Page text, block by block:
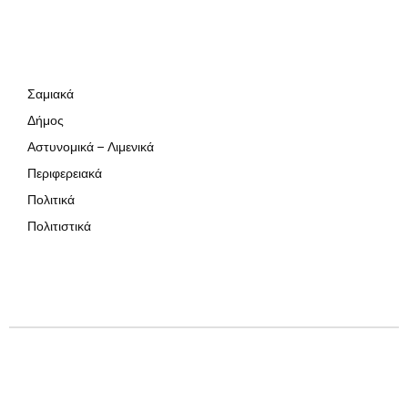
Σαμιακά
Δήμος
Αστυνομικά – Λιμενικά
Περιφερειακά
Πολιτικά
Πολιτιστικά